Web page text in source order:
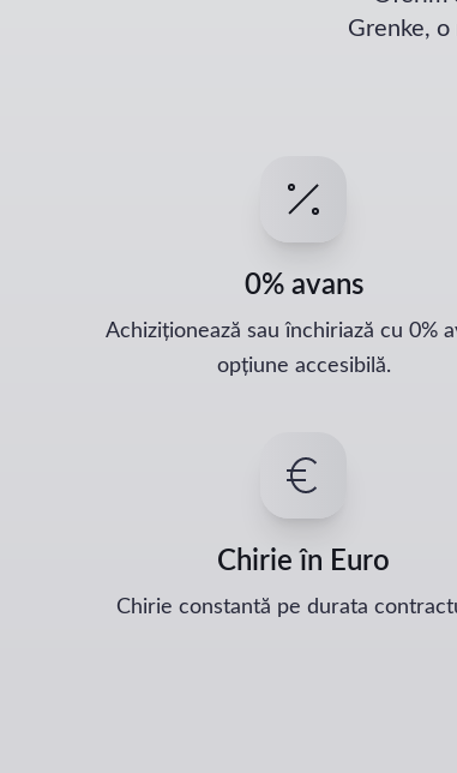
Grenke,
0% avans
Achiziționează sau închiriază cu 0%
opțiune accesibilă.
Chirie în Euro
Chirie constantă pe durata